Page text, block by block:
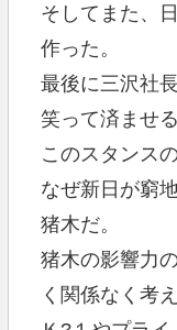
そしてまた、
作った。
最後に三沢社
笑って済ませ
このスタンス
なぜ新日が窮
猪木だ。
猪木の影響力
く関係なく考